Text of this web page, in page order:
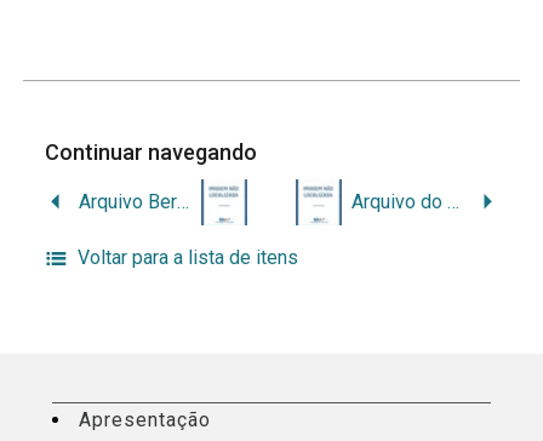
Continuar navegando
Arquivo Bernhard Gross: inventário sumário Arquivo do Município de Rio Claro – Legislação
Voltar para a lista de itens
Apresentação